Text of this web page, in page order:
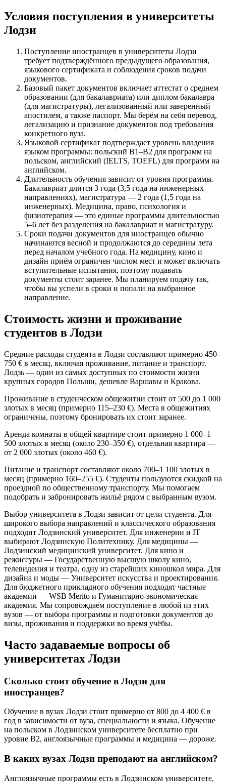
Условия поступления в университеты
Лодзи
Поступление иностранцев в университеты Лодзи
требует подтверждённого предыдущего образования,
языкового сертификата и соблюдения сроков подачи
документов.
Базовый пакет документов включает аттестат о среднем
образовании (для бакалавриата) или диплом бакалавра
(для магистратуры), легализованный или заверенный
апостилем, а также паспорт. Мы берём на себя перевод,
легализацию и признание документов под требования
конкретного вуза.
Языковой сертификат подтверждает уровень владения
языком программы: польский B1–B2 для программ на
польском, английский (IELTS, TOEFL) для программ на
английском.
Длительность обучения зависит от уровня программы.
Бакалавриат длится 3 года (3,5 года на инженерных
направлениях), магистратура — 2 года (1,5 года на
инженерных). Медицина, право, психология и
физиотерапия — это единые программы длительностью
5–6 лет без разделения на бакалавриат и магистратуру.
Сроки подачи документов для иностранцев обычно
начинаются весной и продолжаются до середины лета
перед началом учебного года. На медицину, кино и
дизайн приём ограничен числом мест и может включать
вступительные испытания, поэтому подавать
документы стоит заранее. Мы планируем подачу так,
чтобы вы успели в сроки и попали на выбранное
направление.
Стоимость жизни и проживание
студентов в Лодзи
Средние расходы студента в Лодзи составляют примерно 450–
750 € в месяц, включая проживание, питание и транспорт.
Лодзь — один из самых доступных по стоимости жизни
крупных городов Польши, дешевле Варшавы и Кракова.
Проживание в студенческом общежитии стоит от 500 до 1 000
злотых в месяц (примерно 115–230 €). Места в общежитиях
ограничены, поэтому бронировать их стоит заранее.
Аренда комнаты в общей квартире стоит примерно 1 000–1
500 злотых в месяц (около 230–350 €), отдельная квартира —
от 2 000 злотых (около 460 €).
Питание и транспорт составляют около 700–1 100 злотых в
месяц (примерно 160–255 €). Студенты пользуются скидкой на
проездной по общественному транспорту. Мы помогаем
подобрать и забронировать жильё рядом с выбранным вузом.
Выбор университета в Лодзи зависит от цели студента. Для
широкого выбора направлений и классического образования
подходит Лодзинский университет. Для инженерии и IT
выбирают Лодзинскую Политехнику. Для медицины —
Лодзинский медицинский университет. Для кино и
режиссуры — Государственную высшую школу кино,
телевидения и театра, одну из старейших киношкол мира. Для
дизайна и моды — Университет искусства и проектирования.
Для бюджетного прикладного обучения подходят частные
академии — WSB Merito и Гуманитарно-экономическая
академия. Мы сопровождаем поступление в любой из этих
вузов — от выбора программы и подготовки документов до
визы, проживания и поддержки во время учёбы.
Часто задаваемые вопросы об
университетах Лодзи
Сколько стоит обучение в Лодзи для
иностранцев?
Обучение в вузах Лодзи стоит примерно от 800 до 4 400 € в
год в зависимости от вуза, специальности и языка. Обучение
на польском в Лодзинском университете бесплатно при
уровне B2, англоязычные программы и медицина — дороже.
В каких вузах Лодзи преподают на английском?
Англоязычные программы есть в Лодзинском университете,